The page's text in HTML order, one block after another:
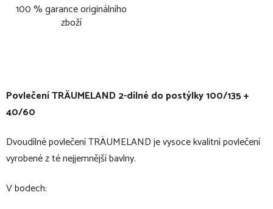
100 % garance originálního
zboží
Povlečení TRÄUMELAND 2-dílné do postýlky 100/135 +
40/60
Dvoudílné povlečení TRÄUMELAND je vysoce kvalitní povlečení
vyrobené z té nejjemnější bavlny.
V bodech: